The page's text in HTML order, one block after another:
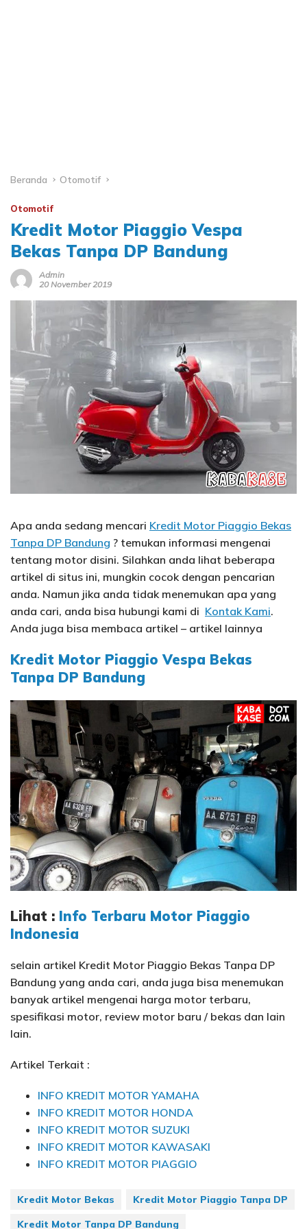
Beranda Otomotif
Otomotif
Kredit Motor Piaggio Vespa
Bekas Tanpa DP Bandung
Admin
20 November 2019
Apa anda sedang mencari Kredit Motor Piaggio Bekas
Tanpa DP Bandung ? temukan informasi mengenai
tentang motor disini. Silahkan anda lihat beberapa
artikel di situs ini, mungkin cocok dengan pencarian
anda. Namun jika anda tidak menemukan apa yang
anda cari, anda bisa hubungi kami di Kontak Kami.
Anda juga bisa membaca artikel – artikel lainnya
Kredit Motor Piaggio Vespa Bekas
Tanpa DP Bandung
Lihat : Info Terbaru Motor Piaggio
Indonesia
selain artikel Kredit Motor Piaggio Bekas Tanpa DP
Bandung yang anda cari, anda juga bisa menemukan
banyak artikel mengenai harga motor terbaru,
spesifikasi motor, review motor baru / bekas dan lain
lain.
Artikel Terkait :
INFO KREDIT MOTOR YAMAHA
INFO KREDIT MOTOR HONDA
INFO KREDIT MOTOR SUZUKI
INFO KREDIT MOTOR KAWASAKI
INFO KREDIT MOTOR PIAGGIO
Kredit Motor Bekas
Kredit Motor Piaggio Tanpa DP
Kredit Motor Tanpa DP Bandung